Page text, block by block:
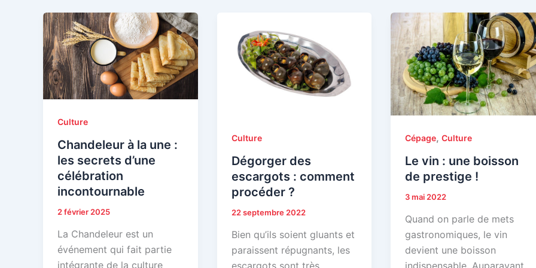
Culture
Chandeleur à la une :
les secrets d’une
célébration
incontournable
2 février 2025
La Chandeleur est un
événement qui fait partie
intégrante de la culture
Culture
Dégorger des
escargots : comment
procéder ?
22 septembre 2022
Bien qu’ils soient gluants et
paraissent répugnants, les
Cépage,Culture
Le vin : une boisson
de prestige !
3 mai 2022
Quand on parle de mets
gastronomiques, le vin
devient une boisson